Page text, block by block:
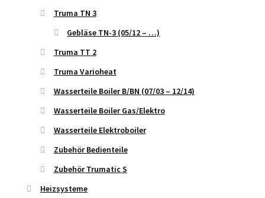
Truma TN 3
Gebläse TN-3 (05/12 – …)
Truma TT 2
Truma Varioheat
Wasserteile Boiler B/BN (07/03 – 12/14)
Wasserteile Boiler Gas/Elektro
Wasserteile Elektroboiler
Zubehör Bedienteile
Zubehör Trumatic S
Heizsysteme